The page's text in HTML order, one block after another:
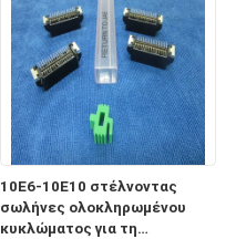
10E6-10E10 στέλνοντας
σωλήνες ολοκληρωμένου
κυκλώματος για τη